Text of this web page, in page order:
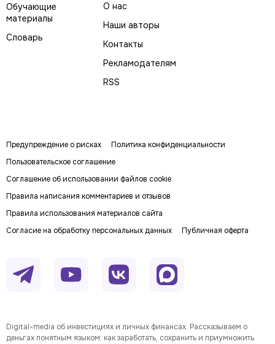
Обучающие
материалы
Словарь
О нас
Наши авторы
Контакты
Рекламодателям
RSS
Предупреждение о рисках
Политика конфиденциальности
Пользовательское соглашение
Соглашение об использовании файлов cookie
Правила написания комментариев и отзывов
Правила использования материалов сайта
Согласие на обработку персональных данных
Публичная оферта
Digital-media об инвестициях и личных финансах. Рассказываем о
деньгах понятным языком: как заработать, сохранить и приумножить